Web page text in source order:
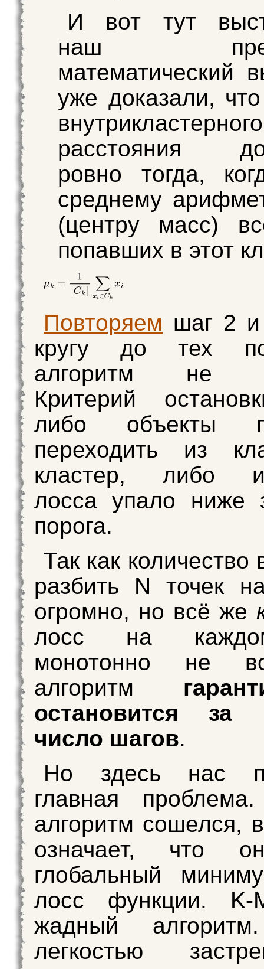
И вот тут
наш
математический
уже доказали,
внутрикластерного
расстояния
ровно тогда,
среднему
(центру масс)
попавших в этот
Повторяем шаг 2
кругу до тех
алгоритм не
Критерий
либо объекты
переходить из
кластер, либо
лосса упало ниже
порога.
Так как количество
разбить N точек
огромно, но всё же
лосс на
монотонно не
алгоритм
остановится за
число шагов.
Но здесь нас
главная проблема.
алгоритм сошелся,
означает, что
глобальный
лосс функции.
жадный
легкостью